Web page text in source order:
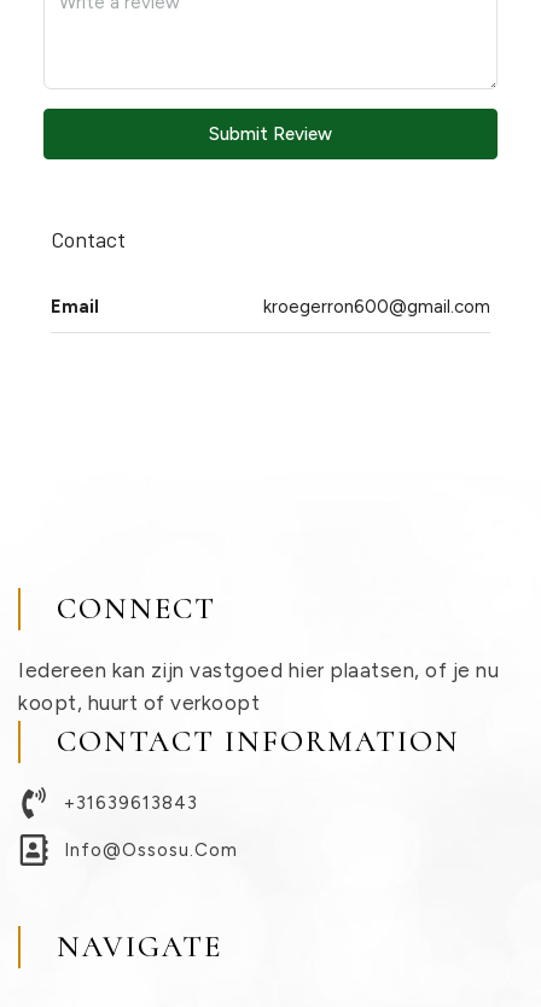
Submit Review
Contact
Email kroegerron600@gmail.com
CONNECT
Iedereen kan zijn vastgoed hier plaatsen, of je nu
koopt, huurt of verkoopt
CONTACT INFORMATION
+31639613843
Info@ossosu.com
NAVIGATE